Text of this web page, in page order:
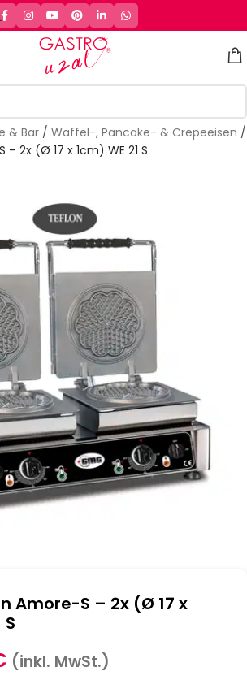
& Bar / Waffel-, Pancake- & Crepeeisen /
2x (Ø 17 x 1cm) WE 21 S
Amore-S – 2x (Ø 17 x
S
(inkl. MwSt.)